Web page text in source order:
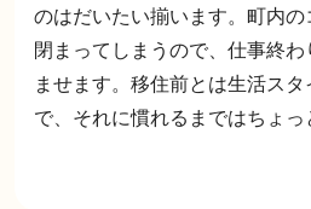
のはだいたい揃います。町内
閉まってしまうので、仕事終
ませます。移住前とは生活ス
で、それに慣れるまではちょっ